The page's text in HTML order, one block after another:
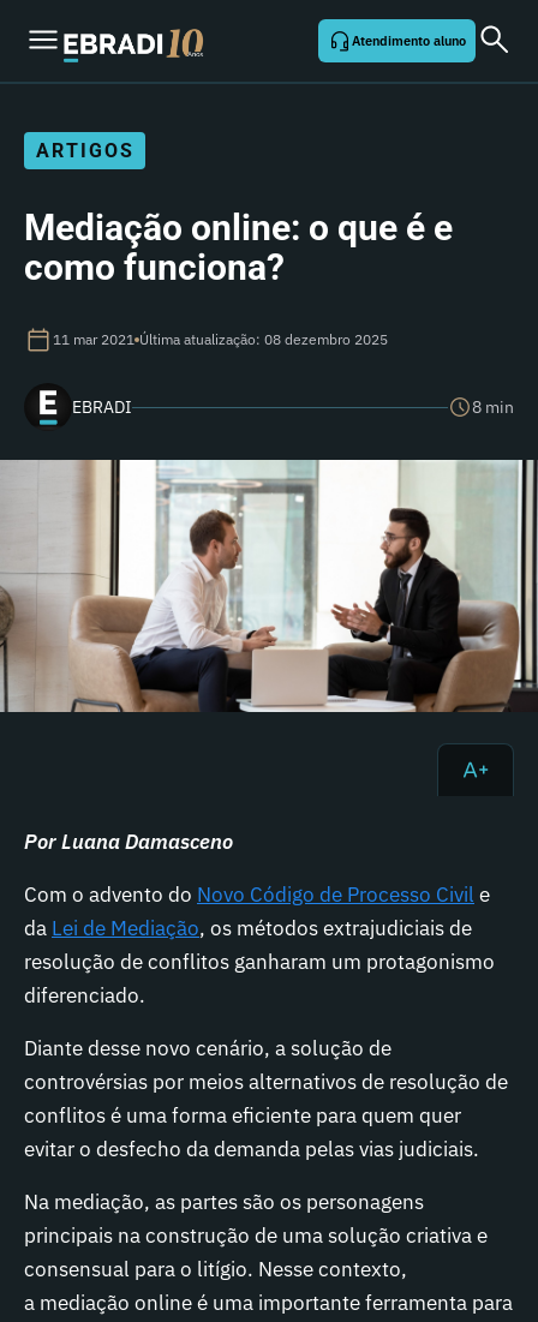
Atendimento aluno
ARTIGOS
Mediação online: o que é e
como funciona?
11 mar 2021 Última atualização: 08 dezembro 2025
EBRADI 8 min
Por Luana Damasceno
Com o advento do Novo Código de Processo Civil e
da Lei de Mediação, os métodos extrajudiciais de
resolução de conflitos ganharam um protagonismo
diferenciado.
Diante desse novo cenário, a solução de
controvérsias por meios alternativos de resolução de
conflitos é uma forma eficiente para quem quer
evitar o desfecho da demanda pelas vias judiciais.
Na mediação, as partes são os personagens
principais na construção de uma solução criativa e
consensual para o litígio. Nesse contexto,
a mediação online é uma importante ferramenta para